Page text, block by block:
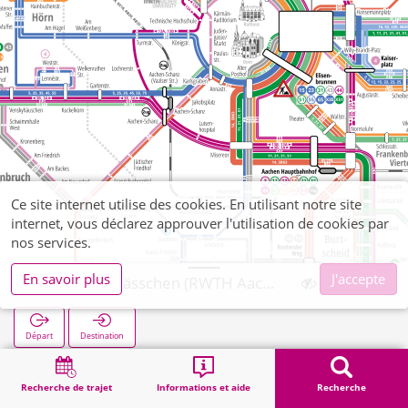
Recherche de trajet Informations et aide Recherche
Départ Destination
Démarrage Recherche Driescher Gässchen (RWTH Aachen)
Ce site internet utilise des cookies. En utilisant notre site
internet, vous déclarez approuver l'utilisation de cookies par
nos services.
En savoir plus
J'accepte